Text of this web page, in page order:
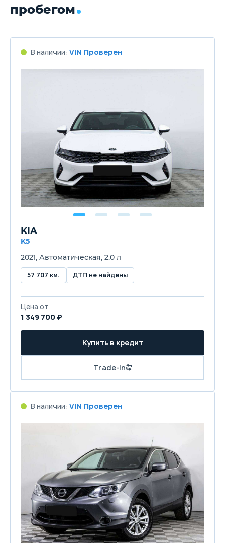
пробегом
В наличии: VIN Проверен
KIA
K5
2021, Автоматическая, 2.0 л
57 707 км. ДТП не найдены
Цена от
1 349 700 ₽
Купить в кредит
Trade-in
В наличии: VIN Проверен